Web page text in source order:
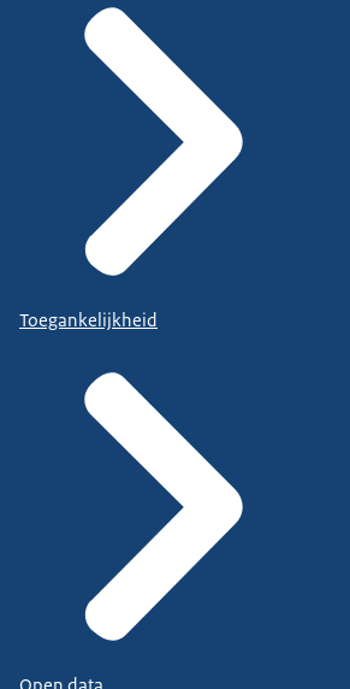
Toegankelijkheid